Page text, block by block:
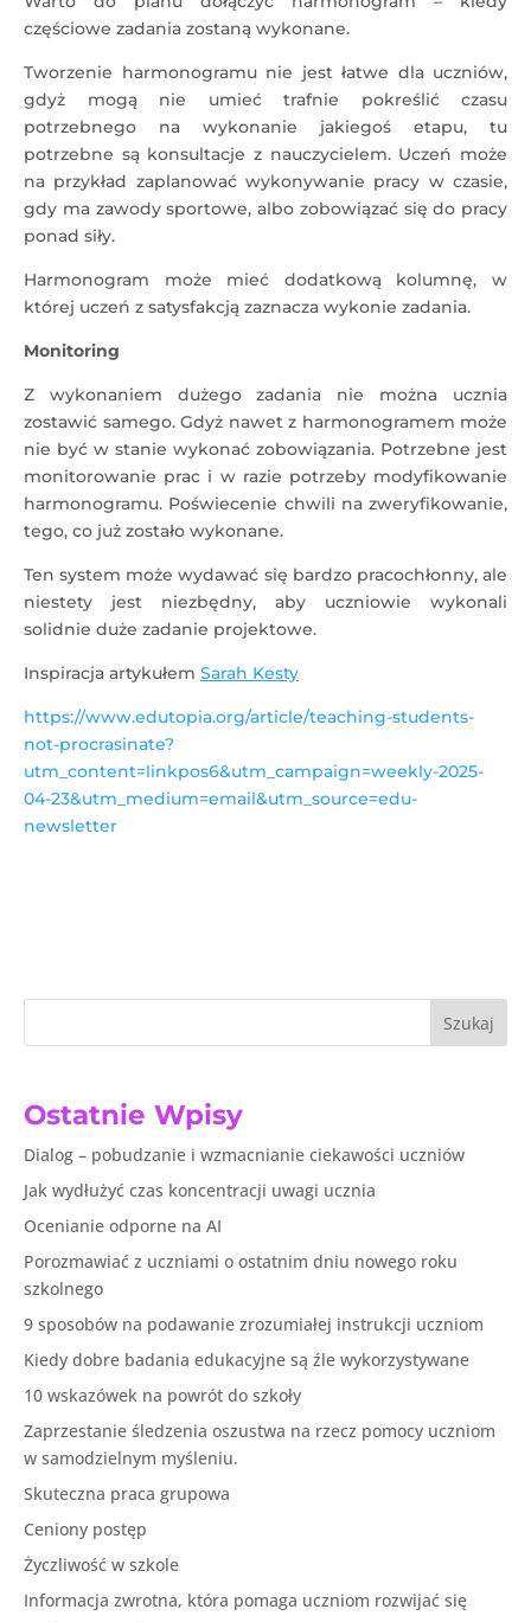
częściowe zadania zostaną wykonane.
Tworzenie harmonogramu nie jest łatwe dla uczniów,
gdyż mogą nie umieć trafnie pokreślić czasu
potrzebnego na wykonanie jakiegoś etapu, tu
potrzebne są konsultacje z nauczycielem. Uczeń może
na przykład zaplanować wykonywanie pracy w czasie,
gdy ma zawody sportowe, albo zobowiązać się do pracy
ponad siły.
Harmonogram może mieć dodatkową kolumnę, w
której uczeń z satysfakcją zaznacza wykonie zadania.
Monitoring
Z wykonaniem dużego zadania nie można ucznia
zostawić samego. Gdyż nawet z harmonogramem może
nie być w stanie wykonać zobowiązania. Potrzebne jest
monitorowanie prac i w razie potrzeby modyfikowanie
harmonogramu. Poświecenie chwili na zweryfikowanie,
tego, co już zostało wykonane.
Ten system może wydawać się bardzo pracochłonny, ale
niestety jest niezbędny, aby uczniowie wykonali
solidnie duże zadanie projektowe.
Inspiracja artykułem Sarah Kesty
https://www.edutopia.org/article/teaching-students-
not-procrasinate?
utm_content=linkpos6&utm_campaign=weekly-2025-
04-23&utm_medium=email&utm_source=edu-
newsletter
Szukaj
Ostatnie Wpisy
Dialog – pobudzanie i wzmacnianie ciekawości uczniów
Jak wydłużyć czas koncentracji uwagi ucznia
Ocenianie odporne na AI
Porozmawiać z uczniami o ostatnim dniu nowego roku
szkolnego
9 sposobów na podawanie zrozumiałej instrukcji uczniom
Kiedy dobre badania edukacyjne są źle wykorzystywane
10 wskazówek na powrót do szkoły
Zaprzestanie śledzenia oszustwa na rzecz pomocy uczniom
w samodzielnym myśleniu.
Skuteczna praca grupowa
Ceniony postęp
Życzliwość w szkole
Informacja zwrotna, która pomaga uczniom rozwijać się